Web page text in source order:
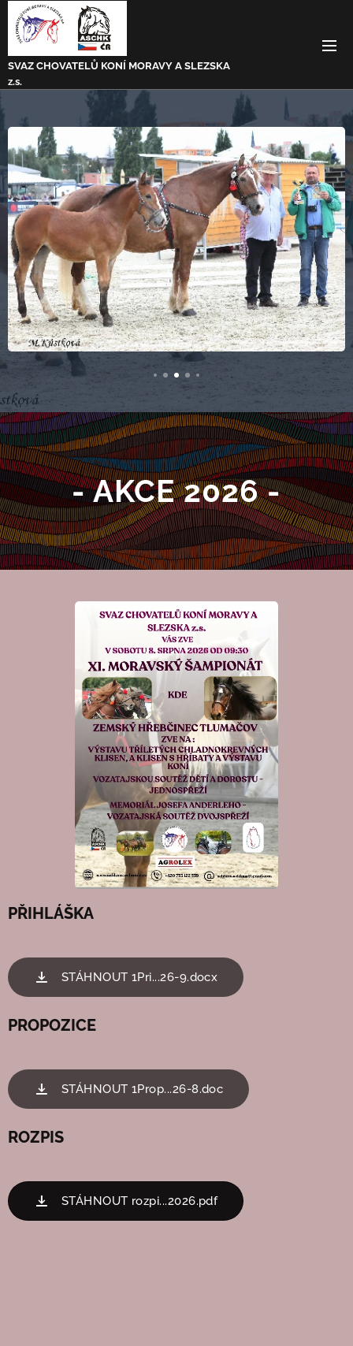
SVAZ CHOVATELŮ KONÍ MORAVY A SLEZSKA
z.s.
- AKCE 2026 -
PŘIHLÁŠKA
STÁHNOUT 1Pri...26-9.docx
PROPOZICE
STÁHNOUT 1Prop...26-8.doc
ROZPIS
STÁHNOUT rozpi...2026.pdf